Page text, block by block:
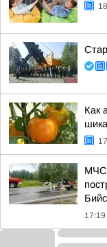
Как
МЧС:
17:19